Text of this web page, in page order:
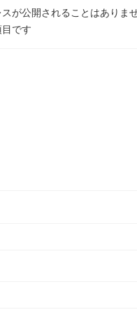
が公開されることはありませ
です